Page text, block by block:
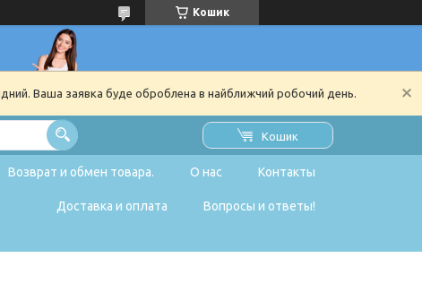
Кошик
Ваша заявка буде оброблена в найближчий робочий день.
Кошик
Возврат и обмен товара. О нас Контакты
Доставка и оплата Вопросы и ответы!